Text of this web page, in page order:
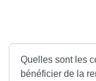
Quelles sont les
bénéficier de la